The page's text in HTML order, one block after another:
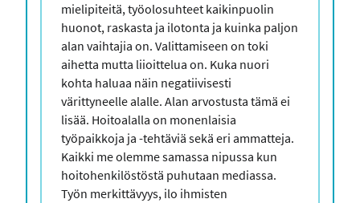
mielipiteitä, työolosuhteet kaikinpuolin
huonot, raskasta ja ilotonta ja kuinka paljon
alan vaihtajia on. Valittamiseen on toki
aihetta mutta liioittelua on. Kuka nuori
kohta haluaa näin negatiivisesti
värittyneelle alalle. Alan arvostusta tämä ei
lisää. Hoitoalalla on monenlaisia
työpaikkoja ja -tehtäviä sekä eri ammatteja.
Kaikki me olemme samassa nipussa kun
hoitohenkilöstöstä puhutaan mediassa.
Työn merkittävyys, ilo ihmisten